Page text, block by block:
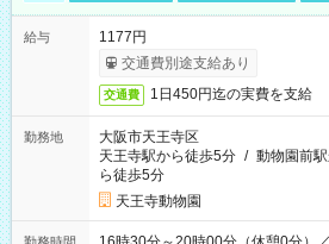
給与
1177円
交通費別途支給あり
交通費 1日450円迄の実費を支給
勤務地
大阪市天王寺区
天王寺駅から徒歩5分 / 動物園前
ら徒歩5分
天王寺動物園